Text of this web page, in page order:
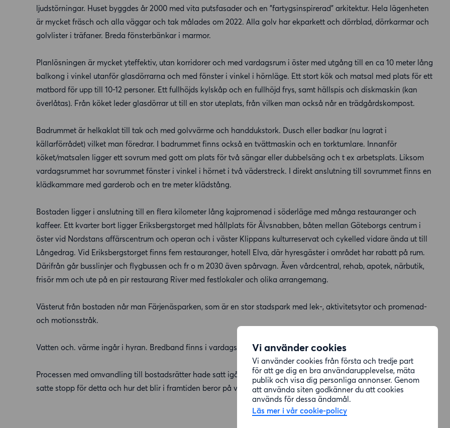
Vi använder cookies
Vi använder cookies från första och tredje part
för att ge dig en bra användarupplevelse, mäta
publik och visa dig personliga annonser. Genom
att använda siten godkänner du att cookies
används för dessa ändamål.
Läs mer i vår cookie-policy
ljudstörningar. Huset byggdes år 2000 med vita putsfasader och en ”fartygsinspirerad” arkitektur. Hela lägenheten
är mycket fräsch och alla väggar och tak målades om 2022. Alla golv har ekparkett och dörrblad, dörrkarmar och
golvlister i träfaner. Breda fönsterbänkar i marmor.
Planlösningen är mycket yteffektiv, utan korridorer och med vardagsrum i öster med utgång till en ca 10 meter lång
balkong i vinkel utanför glasdörrarna och med fönster i vinkel i hörnläge. Ett stort kök och matsal med plats för ett
matbord för upp till 10-12 personer. Ett fullhöjds kylskåp och en fullhöjd frys, samt hällspis och diskmaskin (kan
överlåtas). Från köket leder glasdörrar ut till en stor uteplats, från vilken man också når en trädgårdskompost.
Badrummet är helkaklat till tak och med golvvärme och handdukstork. Dusch eller badkar (nu lagrat i
källarförrådet) vilket man föredrar. I badrummet finns också en tvättmaskin och en torktumlare. Innanför
köket/matsalen ligger ett sovrum med gott om plats för två sängar eller dubbelsäng och t ex arbetsplats. Liksom
vardagsrummet har sovrummet fönster i vinkel i hörnet i två väderstreck. I direkt anslutning till sovrummet finns en
klädkammare med garderob och en tre meter klädstång.
Bostaden ligger i anslutning till en flera kilometer lång kajpromenad i söderläge med många restauranger och
kaffeer. Ett kvarter bort ligger Eriksbergstorget med hållplats för Älvsnabben, båten mellan Göteborgs centrum i
öster vid Nordstans affärscentrum och operan och i väster Klippans kulturreservat och cykelled vidare ända ut till
Långedrag. Vid Eriksbergstorget finns fem restauranger, hotell Elva, där hyresgäster i området har rabatt på rum.
Därifrån går busslinjer och flygbussen och fr o m 2030 även spårvagn. Även vårdcentral, rehab, apotek, närbutik,
frisör mm och ute på en pir restaurang River med festlokaler och olika arrangemang.
Västerut från bostaden når man Färjenäsparken, som är en stor stadspark med lek-, aktivitetsytor och promenad-
och motionsstråk.
Vatten och. värme ingår i hyran. Bredband finns i vardagsrum och sovrum.
Processen med omvandling till bostadsrätter hade satt igång 2022, men socialdemokraternas valvinst i kommunen
satte stopp för detta och hur det blir i framtiden beror på vilket block som vinner nästa kommunval.